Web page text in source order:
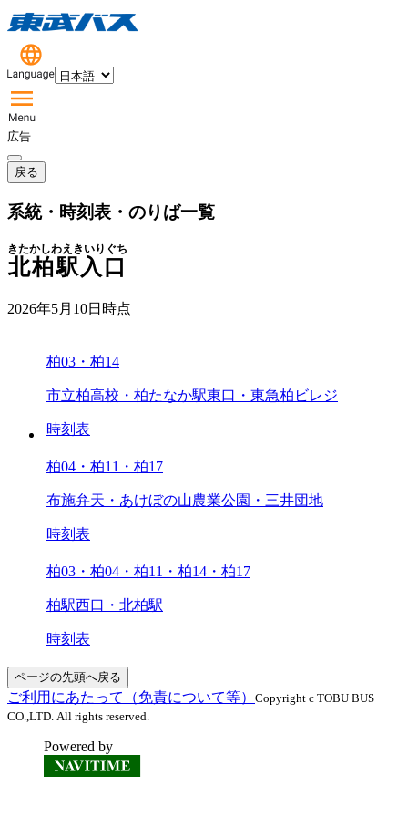
広告
戻る
系統・時刻表・のりば一覧
北柏駅入口
きたかしわえきいりぐち
2026年5月10日 時点
柏03・柏14
市立柏高校・柏たなか駅東口・東急柏ビレジ
時刻表
柏04・柏11・柏17
布施弁天・あけぼの山農業公園・三井団地
時刻表
柏03・柏04・柏11・柏14・柏17
柏駅西口・北柏駅
時刻表
ページの先頭へ戻る
ご利用にあたって（免責について等） Copyright c TOBU BUS
CO.,LTD. All rights reserved.
Powered by